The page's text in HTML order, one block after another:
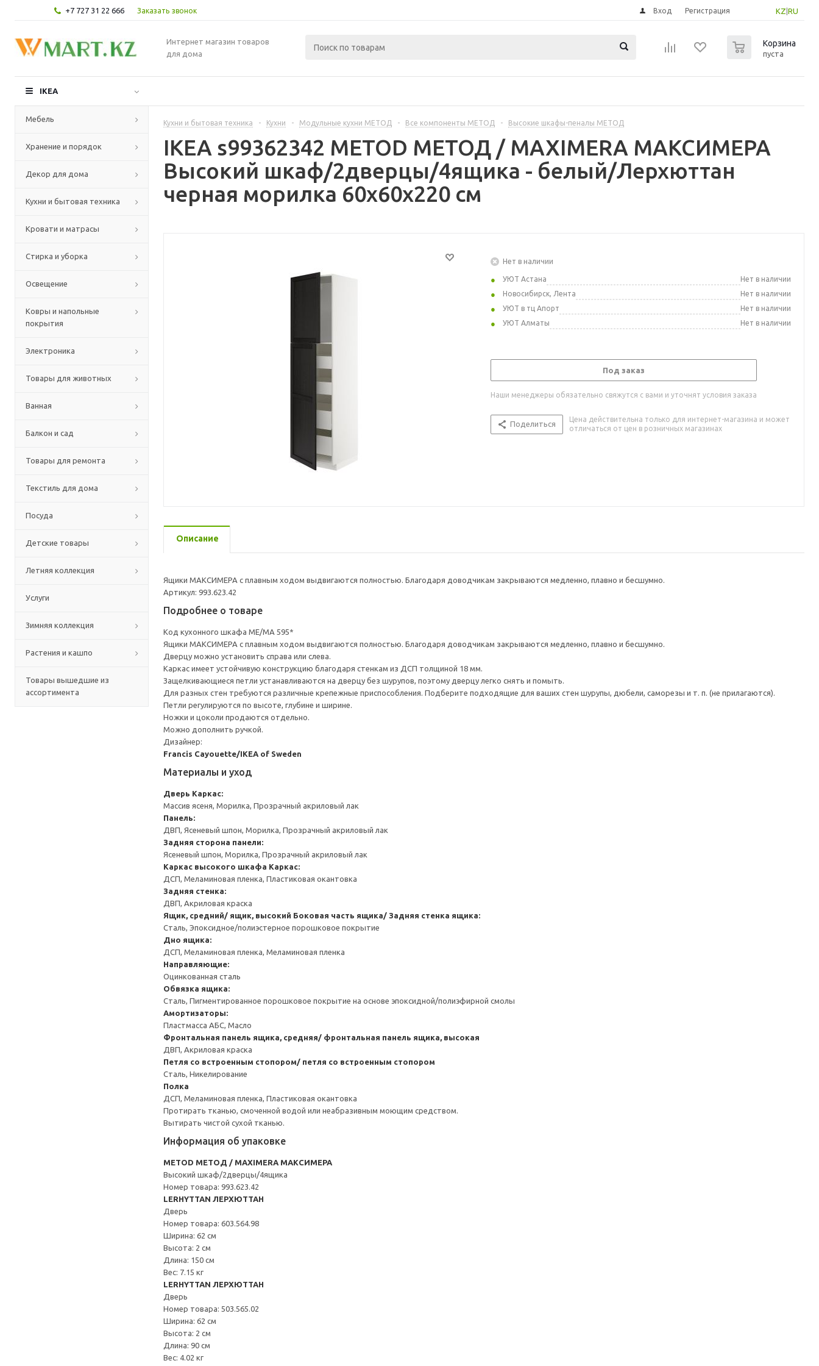
+7 727 31 22 666 Заказать звонок KZ RU
Вход Регистрация
Интернет магазин товаров
для дома
Корзина
пуста
IKEA
Мебель
Хранение и порядок
Декор для дома
Кухни и бытовая техника
Кровати и матрасы
Стирка и уборка
Освещение
Ковры и напольные
покрытия
Электроника
Товары для животных
Ванная
Балкон и сад
Товары для ремонта
Текстиль для дома
Посуда
Детские товары
Летняя коллекция
Услуги
Зимняя коллекция
Растения и кашпо
Товары вышедшие из
ассортимента
Кухни и бытовая техника - Кухни - Модульные кухни МЕТОД - Все компоненты МЕТОД - Высокие шкафы-пеналы МЕТОД
IKEA s99362342 METOD МЕТОД / MAXIMERA МАКСИМЕРА
Высокий шкаф/2дверцы/4ящика - белый/Лерхюттан
черная морилка 60x60x220 см
Нет в наличии
УЮТ Астана
Нет в наличии
Новосибирск, Лента
Нет в наличии
УЮТ в тц Апорт
Нет в наличии
УЮТ Алматы
Нет в наличии
Под заказ
Наши менеджеры обязательно свяжутся с вами и уточнят условия заказа
Поделиться
Цена действительна только для интернет-магазина и может
отличаться от цен в розничных магазинах
Описание
Ящики МАКСИМЕРА с плавным ходом выдвигаются полностью. Благодаря доводчикам закрываются медленно, плавно и бесшумно.
Артикул: 993.623.42
Подробнее о товаре
Код кухонного шкафа ME/MA 595*
Ящики МАКСИМЕРА с плавным ходом выдвигаются полностью. Благодаря доводчикам закрываются медленно, плавно и бесшумно.
Дверцу можно установить справа или слева.
Каркас имеет устойчивую конструкцию благодаря стенкам из ДСП толщиной 18 мм.
Защелкивающиеся петли устанавливаются на дверцу без шурупов, поэтому дверцу легко снять и помыть.
Для разных стен требуются различные крепежные приспособления. Подберите подходящие для ваших стен шурупы, дюбели, саморезы и т. п. (не прилагаются).
Петли регулируются по высоте, глубине и ширине.
Ножки и цоколи продаются отдельно.
Можно дополнить ручкой.
Дизайнер:
Francis Cayouette/IKEA of Sweden
Материалы и уход
Дверь Каркас:
Массив ясеня, Морилка, Прозрачный акриловый лак
Панель:
ДВП, Ясеневый шпон, Морилка, Прозрачный акриловый лак
Задняя сторона панели:
Ясеневый шпон, Морилка, Прозрачный акриловый лак
Каркас высокого шкафа Каркас:
ДСП, Меламиновая пленка, Пластиковая окантовка
Задняя стенка:
ДВП, Акриловая краска
Ящик, средний/ ящик, высокий Боковая часть ящика/ Задняя стенка ящика:
Сталь, Эпоксидное/полиэстерное порошковое покрытие
Дно ящика:
ДСП, Меламиновая пленка, Меламиновая пленка
Направляющие:
Оцинкованная сталь
Обвязка ящика:
Сталь, Пигментированное порошковое покрытие на основе эпоксидной/полиэфирной смолы
Амортизаторы:
Пластмасса АБС, Масло
Фронтальная панель ящика, средняя/ фронтальная панель ящика, высокая
ДВП, Акриловая краска
Петля со встроенным стопором/ петля со встроенным стопором
Сталь, Никелирование
Полка
ДСП, Меламиновая пленка, Пластиковая окантовка
Протирать тканью, смоченной водой или неабразивным моющим средством.
Вытирать чистой сухой тканью.
Информация об упаковке
METOD МЕТОД / MAXIMERA МАКСИМЕРА
Высокий шкаф/2дверцы/4ящика
Номер товара: 993.623.42
LERHYTTAN ЛЕРХЮТТАН
Дверь
Номер товара: 603.564.98
Ширина: 62 см
Высота: 2 см
Длина: 150 см
Вес: 7.15 кг
LERHYTTAN ЛЕРХЮТТАН
Дверь
Номер товара: 503.565.02
Ширина: 62 см
Высота: 2 см
Длина: 90 см
Вес: 4.02 кг